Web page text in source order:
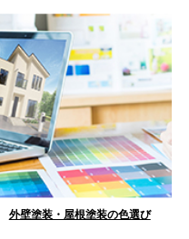
外壁塗装・屋根塗装の色選び